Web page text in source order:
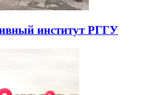
институт РГГУ